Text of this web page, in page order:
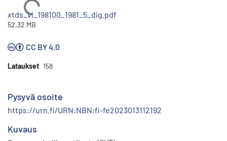
Ladataan...
xtds_vl_198100_1981_5_dig.pdf
52.32 MB
CC BY 4.0
Lataukset 158
Pysyvä osoite
https://urn.fi/URN:NBN:fi-fe2023013112192
Kuvaus